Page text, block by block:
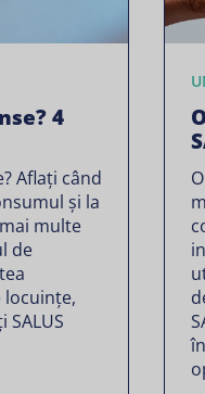
4
Aflați când
și la
multe
de